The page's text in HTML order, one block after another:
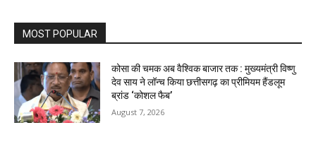
MOST POPULAR
कोसा की चमक अब वैश्विक बाजार तक : मुख्यमंत्री विष्णु
देव साय ने लॉन्च किया छत्तीसगढ़ का प्रीमियम हैंडलूम
ब्रांड ‘कोशल फैब’
August 7, 2026